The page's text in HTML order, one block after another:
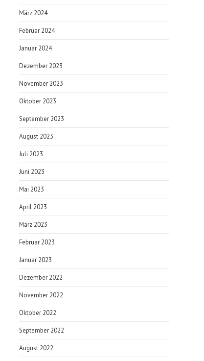
März 2024
Februar 2024
Januar 2024
Dezember 2023
November 2023
Oktober 2023
September 2023
August 2023
Juli 2023
Juni 2023
Mai 2023
April 2023
März 2023
Februar 2023
Januar 2023
Dezember 2022
November 2022
Oktober 2022
September 2022
August 2022